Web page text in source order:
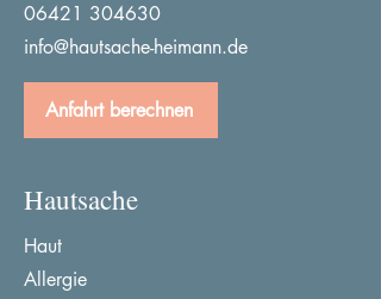
06421 304630
info@hautsache-heimann.de
Anfahrt berechnen
Hautsache
Haut
Allergie